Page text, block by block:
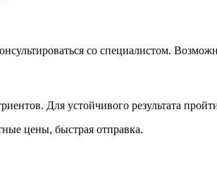
со специалистом.
Для устойчивого результата
цены, быстрая отправка.